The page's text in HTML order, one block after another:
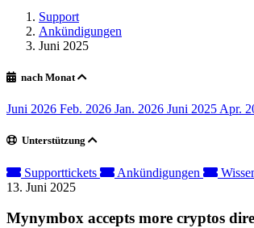
Support
Ankündigungen
Juni 2025
nach Monat
Juni 2026 Feb. 2026 Jan. 2026 Juni 2025 Apr.
Unterstützung
Supporttickets Ankündigungen
13. Juni 2025
Mynymbox accepts more cryptos